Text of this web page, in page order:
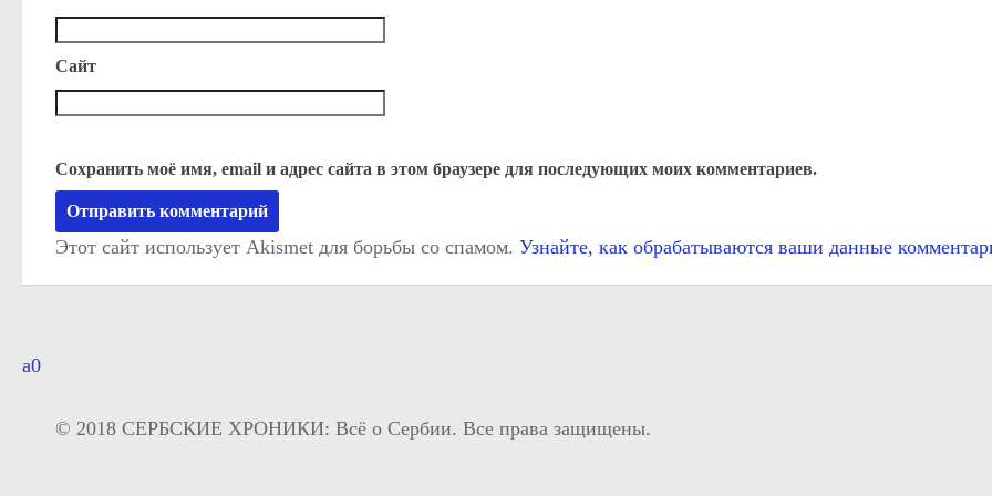
Сайт
Сохранить моё имя, email и адрес сайта в этом браузере для последующих моих комментариев.
Этот сайт использует Akismet для борьбы со спамом. Узнайте, как обрабатываются ваши данные
© 2018 СЕРБСКИЕ ХРОНИКИ: Всё о Сербии. Все права защищены.